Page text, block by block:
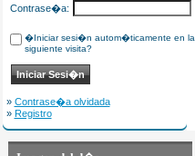
Contrase�a:
�Iniciar sesi�n autom�ticamente en la
siguiente visita?
» Contrase�a olvidada
» Registro